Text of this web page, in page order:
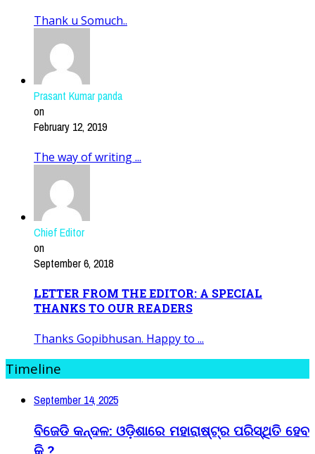
Thank u Somuch..
Prasant Kumar panda
on
February 12, 2019
The way of writing ...
Chief Editor
on
September 6, 2018
LETTER FROM THE EDITOR: A SPECIAL
THANKS TO OUR READERS
Thanks Gopibhusan. Happy to ...
Timeline
September 14, 2025
ବିଜେଡି କନ୍ଦଳ: ଓଡ଼ିଶାରେ ମହାରାଷ୍ଟ୍ର ପରିସ୍ଥିତି ହେବ
କି ?